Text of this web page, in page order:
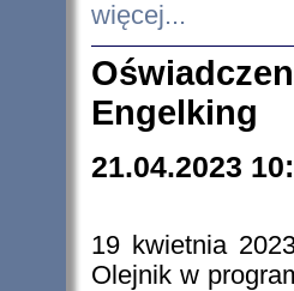
więcej...
Engelking
21.04.2023
19 kwietnia
Olejnik w